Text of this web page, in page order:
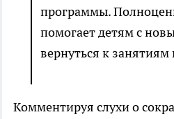
программы.
помогает детям с
вернуться к занятиям
Комментируя слухи о